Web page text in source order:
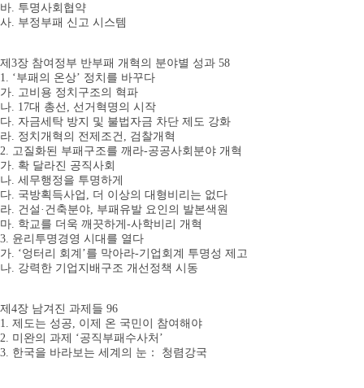
바. 투명사회협약
사. 부정부패 신고 시스템
제3장 참여정부 반부패 개혁의 분야별 성과 58
1. ‘부패의 온상’ 정치를 바꾸다
가. 고비용 정치구조의 혁파
나. 17대 총선, 선거혁명의 시작
다. 자금세탁 방지 및 불법자금 차단 제도 강화
라. 정치개혁의 전제조건, 검찰개혁
2. 고질화된 부패구조를 깨라-공공사회분야 개혁
가. 확 달라진 공직사회
나. 세무행정을 투명하게
다. 국방획득사업, 더 이상의 대형비리는 없다
라. 건설·건축분야, 부패유발 요인의 발본색원
마. 학교를 더욱 깨끗하게-사학비리 개혁
3. 윤리투명경영 시대를 열다
가. ‘엉터리 회계’를 막아라-기업회계 투명성 제고
나. 강력한 기업지배구조 개선정책 시동
제4장 남겨진 과제들 96
1. 제도는 성공, 이제 온 국민이 참여해야
2. 미완의 과제 ‘공직부패수사처’
3. 한국을 바라보는 세계의 눈： 청렴강국